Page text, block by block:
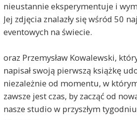
nieustannie eksperymentuje i
Jej zdjęcia znalazły się wśród 50
eventowych na świecie.
oraz Przemysław Kowalewski,
napisał swoją pierwszą książkę
niezależnie od momentu, w
zawsze jest czas, by zacząć od
nasze studio w przyszłym